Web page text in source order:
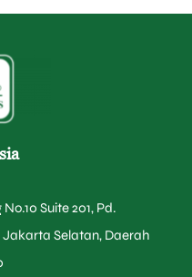
Suite 201, Pd.
Jakarta Selatan, Daerah